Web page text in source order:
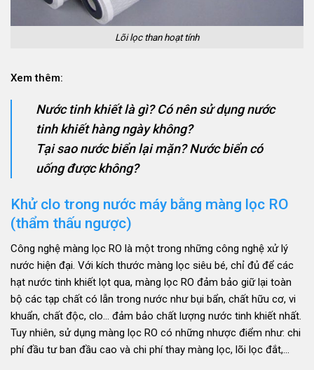
Lõi lọc than hoạt tính
Xem thêm:
Nước tinh khiết là gì? Có nên sử dụng nước
tinh khiết hàng ngày không?
Tại sao nước biển lại mặn? Nước biển có
uống được không?
Khử clo trong nước máy bằng màng lọc RO
(thẩm thấu ngược)
Công nghệ màng lọc RO là một trong những công nghệ xử lý
nước hiện đại. Với kích thước màng lọc siêu bé, chỉ đủ để các
hạt nước tinh khiết lọt qua, màng lọc RO đảm bảo giữ lại toàn
bộ các tạp chất có lẫn trong nước như bụi bẩn, chất hữu cơ, vi
khuẩn, chất độc, clo… đảm bảo chất lượng nước tinh khiết nhất.
Tuy nhiên, sử dụng màng lọc RO có những nhược điểm như: chi
phí đầu tư ban đầu cao và chi phí thay màng lọc, lõi lọc đắt,…